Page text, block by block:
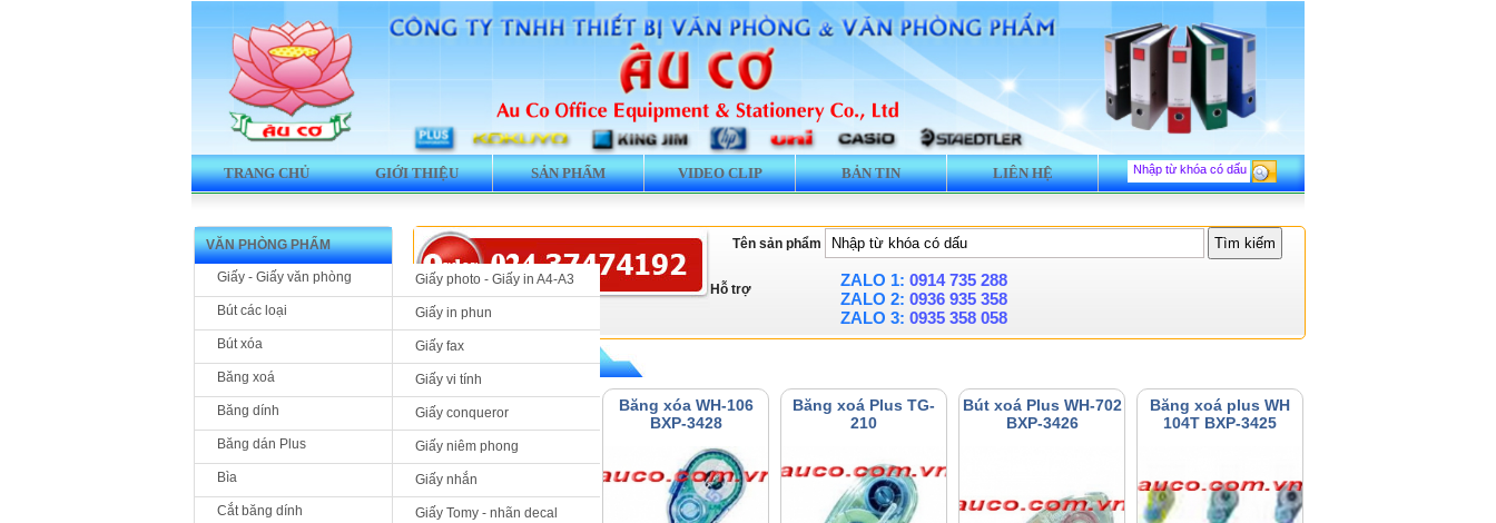
TRANG CHỦ GIỚI THIỆU SẢN PHẨM VIDEO CLIP BẢN TIN LIÊN HỆ
VĂN PHÒNG PHẨM
Giấy - Giấy văn phòng Giấy photo - Giấy in A4-A3
Giấy in phun
Giấy fax
Giấy vi tính
Giấy conqueror
Giấy niêm phong
Giấy nhắn
Giấy Tomy - nhãn decal
Bút các loại
Bút xóa
Băng xoá
Băng dính
Băng dán Plus
Bìa
Cắt băng dính
Tên sản phẩm
Hỗ trợ ZALO 1: 0914 735 288
ZALO 2: 0936 935 358
ZALO 3: 0935 358 058
Băng xóa Plus WH-
504
Băng xóa WH-106
BXP-3428
Băng xoá Plus TG-
210
Bút xoá Plus WH-702
BXP-3426
Băng xoá plus WH
104T BXP-3425